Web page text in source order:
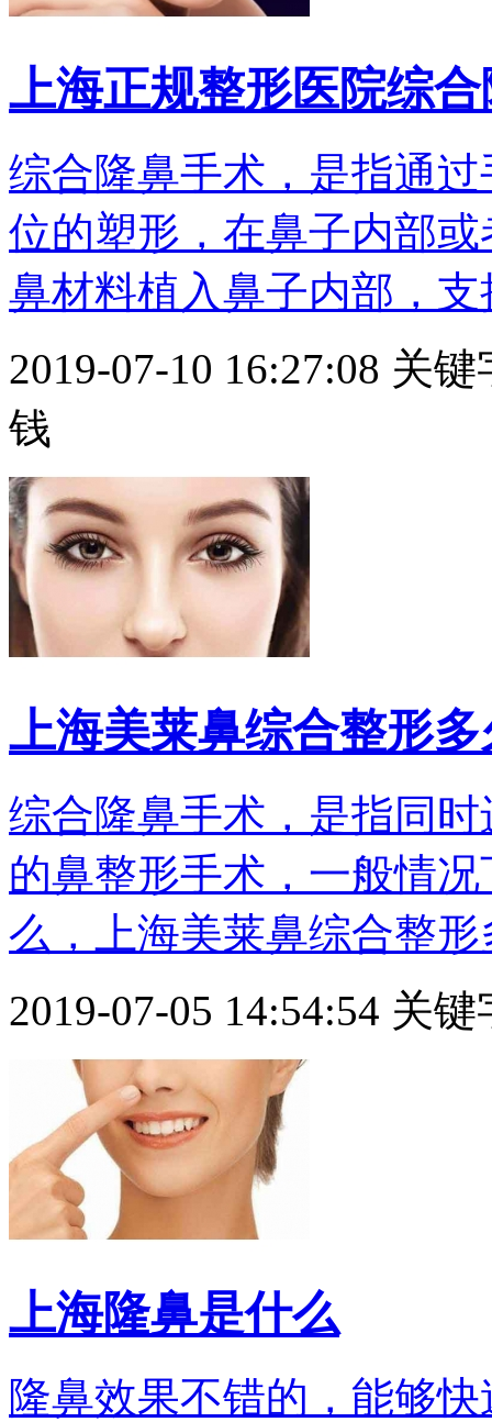
上海正规整形医院综
综合隆鼻手术，是指通
位的塑形，在鼻子内部
鼻材料植入鼻子内部，支
2019-07-10 16:27:08 关键
钱
上海美莱鼻综合整形
综合隆鼻手术，是指同
的鼻整形手术，一般情
么，上海美莱鼻综合整形
2019-07-05 14:54:54 关键
上海隆鼻是什么
隆鼻效果不错的，能够